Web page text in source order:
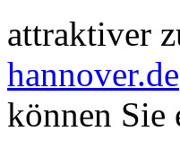
attraktiver
hannover.de
können Sie